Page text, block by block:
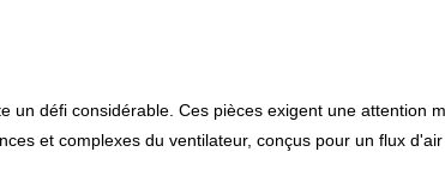
défi considérable. Ces pièces exigent une attention
et complexes du ventilateur, conçus pour un flux